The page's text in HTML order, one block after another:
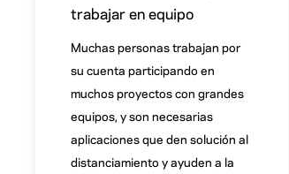
trabajar en equipo
Muchas personas trabajan por
su cuenta participando en
muchos proyectos con grandes
equipos, y son necesarias
aplicaciones que den solución al
distanciamiento y ayuden a la